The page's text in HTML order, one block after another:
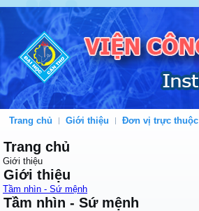
Trang chủ Giới thiệu Đơn vị trực thuộc
Trang chủ
Giới thiệu
Giới thiệu
Tầm nhìn - Sứ mệnh
Tầm nhìn - Sứ mệnh